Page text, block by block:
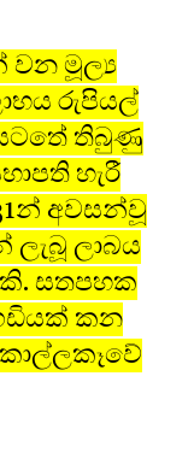
වන මූල්‍ය
රුපියල්
තිබුණු
හැරී
අවසන්වූ
ලැබූ ලාබය
සතපහක
කන